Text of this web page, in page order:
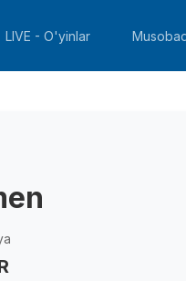
LIVE - O'yinlar